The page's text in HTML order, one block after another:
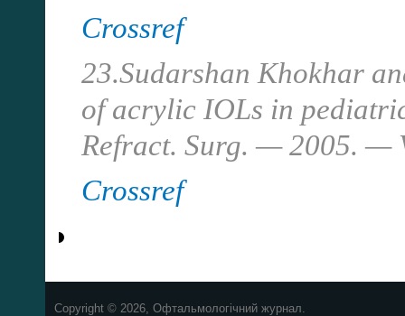
Crossref
23.Sudarshan Khokhar
of acrylic IOLs in
Refract. Surg. — 2005. —
Crossref
Copyright © 2026, Офтальмологічний журнал.